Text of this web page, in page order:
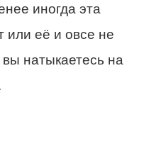
иногда эта
или её и овсе не
натыкаетесь на